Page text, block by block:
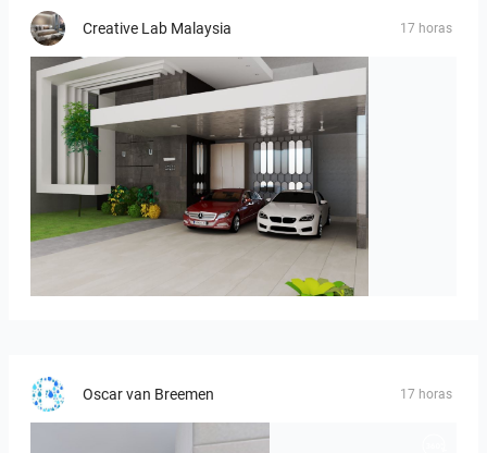
Creative Lab Malaysia 17 horas
Oscar van Breemen 17 horas